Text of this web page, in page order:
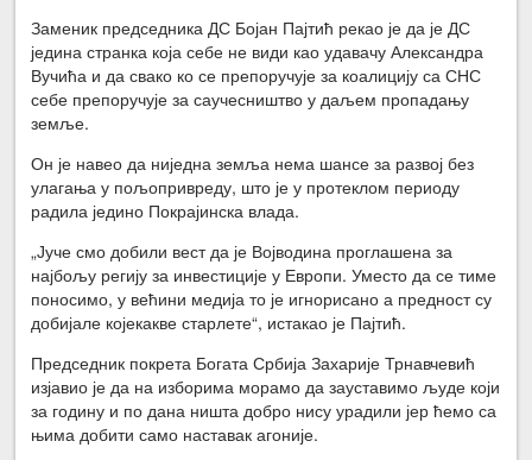
Заменик председника ДС Бојан Пајтић рекао је да је ДС
једина странка која себе не види као удавачу Александра
Вучића и да свако ко се препоручује за коалицију са СНС
себе препоручује за саучесништво у даљем пропадању
земље.
Он је навео да ниједна земља нема шансе за развој без
улагања у пољопривреду, што је у протеклом периоду
радила једино Покрајинска влада.
„Јуче смо добили вест да је Војводина проглашена за
најбољу регију за инвестиције у Европи. Уместо да се тиме
поносимо, у већини медија то је игнорисано а предност су
добијале којекакве старлете“, истакао је Пајтић.
Председник покрета Богата Србија Захарије Трнавчевић
изјавио је да на изборима морамо да зауставимо људе који
за годину и по дана ништа добро нису урадили јер ћемо са
њима добити само наставак агоније.